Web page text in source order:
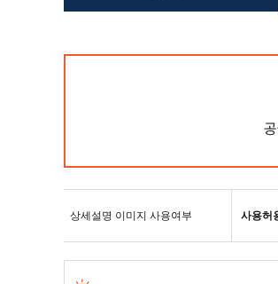
상세설명 이미지 사용여부 사용허